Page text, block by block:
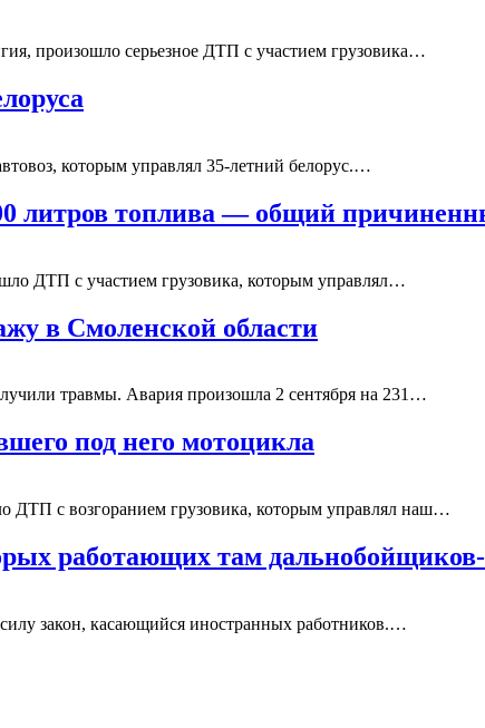
произошло серьезное ДТП с участием грузовика…
которым управлял 35-летний белорус.…
литров топлива — общий
ДТП с участием грузовика, которым управлял…
в Смоленской области
травмы. Авария произошла 2 сентября на 231…
под него мотоцикла
ДТП с возгоранием грузовика, которым управлял наш…
работающих там дальнобойщиков-
закон, касающийся иностранных работников.…